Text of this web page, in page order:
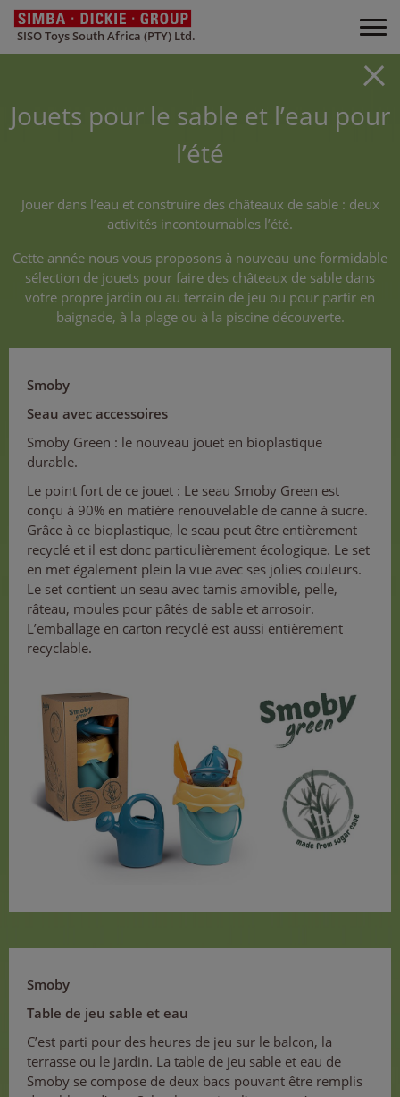
SISO Toys South Africa (PTY) Ltd.
Jouets pour le sable et l’eau pour
l’été
Jouer dans l’eau et construire des châteaux de sable : deux
activités incontournables l’été.
Cette année nous vous proposons à nouveau une formidable
sélection de jouets pour faire des châteaux de sable dans
votre propre jardin ou au terrain de jeu ou pour partir en
baignade, à la plage ou à la piscine découverte.
Smoby
Seau avec accessoires
Smoby Green : le nouveau jouet en bioplastique
durable.
Le point fort de ce jouet : Le seau Smoby Green est
conçu à 90% en matière renouvelable de canne à sucre.
Grâce à ce bioplastique, le seau peut être entièrement
recyclé et il est donc particulièrement écologique. Le set
en met également plein la vue avec ses jolies couleurs.
Le set contient un seau avec tamis amovible, pelle,
râteau, moules pour pâtés de sable et arrosoir.
L’emballage en carton recyclé est aussi entièrement
recyclable.
Smoby
Table de jeu sable et eau
C’est parti pour des heures de jeu sur le balcon, la
terrasse ou le jardin. La table de jeu sable et eau de
Smoby se compose de deux bacs pouvant être remplis